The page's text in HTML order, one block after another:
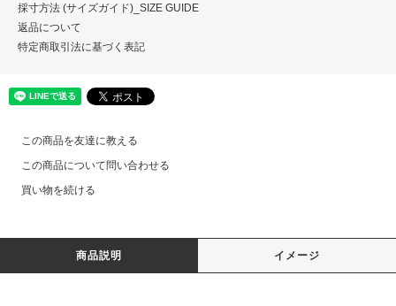
採寸方法 (サイズガイド)_SIZE GUIDE
返品について
特定商取引法に基づく表記
この商品を友達に教える
この商品について問い合わせる
買い物を続ける
商品説明 イメージ